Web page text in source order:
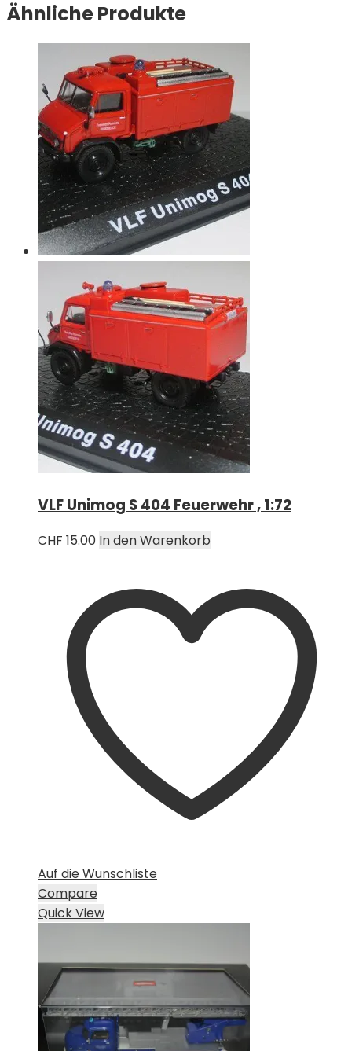
Ähnliche Produkte
VLF Unimog S 404 Feuerwehr , 1:72
CHF 15.00 In den Warenkorb
Auf die Wunschliste
Compare
Quick View